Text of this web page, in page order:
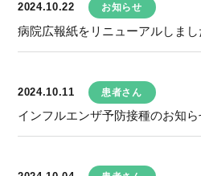
2024.10.22 お知らせ
病院広報紙をリニューアルしまし
2024.10.11 患者さん
インフルエンザ予防接種のお知ら